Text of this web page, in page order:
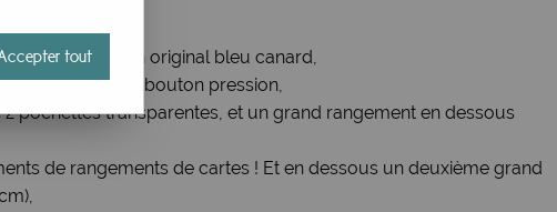
cuir 10
/ Compagnon original bleu canard,
colorée à bouton pression,
pochettes transparentes, et un grand rangement en dessous
de rangements de cartes ! Et en dessous un deuxième grand
tout